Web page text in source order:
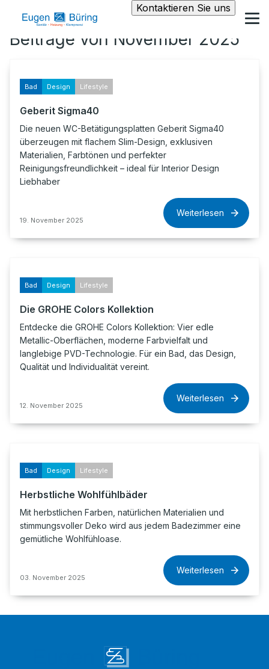
Kontaktieren Sie uns
Beiträge von November 2025
Bad Design Lifestyle
Geberit Sigma40
Die neuen WC-Betätigungsplatten Geberit Sigma40
überzeugen mit flachem Slim-Design, exklusiven
Materialien, Farbtönen und perfekter
Reinigungsfreundlichkeit – ideal für Interior Design
Liebhaber
19. November 2025
Weiterlesen
Bad Design Lifestyle
Die GROHE Colors Kollektion
Entdecke die GROHE Colors Kollektion: Vier edle
Metallic-Oberflächen, moderne Farbvielfalt und
langlebige PVD-Technologie. Für ein Bad, das Design,
Qualität und Individualität vereint.
12. November 2025
Weiterlesen
Bad Design Lifestyle
Herbstliche Wohlfühlbäder
Mit herbstlichen Farben, natürlichen Materialien und
stimmungsvoller Deko wird aus jedem Badezimmer eine
gemütliche Wohlfühloase.
03. November 2025
Weiterlesen